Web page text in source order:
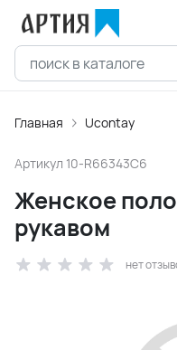
Главная Ucontay
Артикул 10-R66343C6
Женское
рукавом
нет